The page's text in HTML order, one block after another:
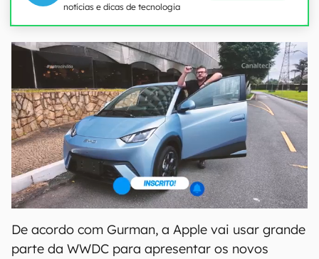
notícias e dicas de tecnologia
De acordo com Gurman, a Apple vai usar grande
parte da WWDC para apresentar os novos